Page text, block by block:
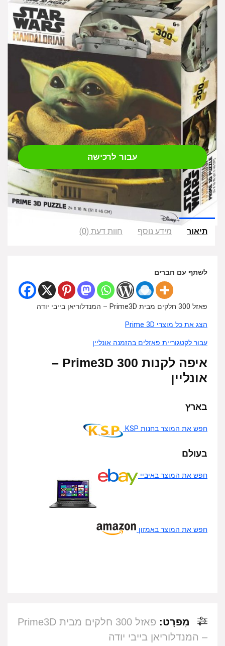
₪ 79.00
עבור לרכישה
תיאור מידע נוסף חוות דעת (0)
לשתף עם חברים
פאזל 300 חלקים מבית Prime3D – המנדלוריאן בייבי יודה
הצג את כל מוצרי Prime 3D
עבור לקטגוריית פאזלים בהזמנה אונליין
איפה לקנות 300 Prime3D –
אונליין
בארץ
חפש את המוצר בחנות KSP
בעולם
חפש את המוצר באיביי
חפש את המוצר באמזון
מִפרָט:
פאזל 300 חלקים מבית Prime3D
– המנדלוריאן בייבי יודה